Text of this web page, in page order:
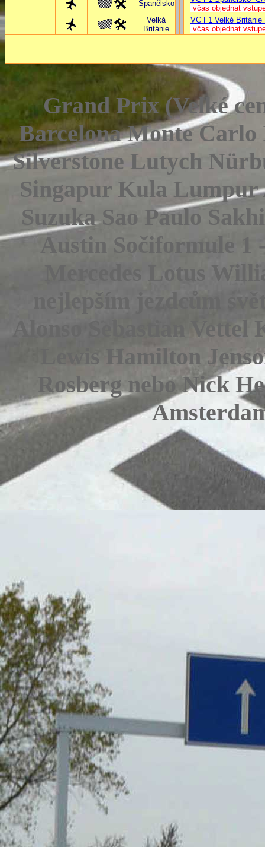
Španělsko
včas objednat
Velká
Británie
VC F1 Velké
včas objednat
Grand Prix (Velké
Barcelona Monte
Silverstone Lutych
Singapur Kula Lumpur
Suzuka Sao Paulo
Austin Sočiformule
Mercedes Lotus
nejlepším jezdcům
Alonso Sebastian
Lewis Hamilton
Rosberg nebo Nick